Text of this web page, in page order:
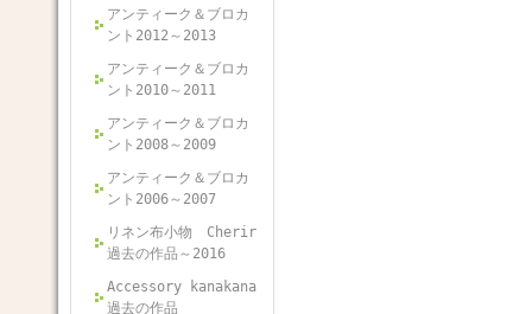
アンティーク＆ブロカ
ント2012～2013
アンティーク＆ブロカ
ント2010～2011
アンティーク＆ブロカ
ント2008～2009
アンティーク＆ブロカ
ント2006～2007
リネン布小物 Cherir
過去の作品～2016
Accessory kanakana
過去の作品